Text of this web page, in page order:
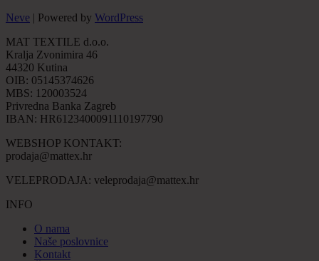
Neve | Powered by WordPress
MAT TEXTILE d.o.o.
Kralja Zvonimira 46
44320 Kutina
OIB: 05145374626
MBS: 120003524
Privredna Banka Zagreb
IBAN: HR6123400091110197790
WEBSHOP KONTAKT:
prodaja@mattex.hr
VELEPRODAJA: veleprodaja@mattex.hr
INFO
O nama
Naše poslovnice
Kontakt